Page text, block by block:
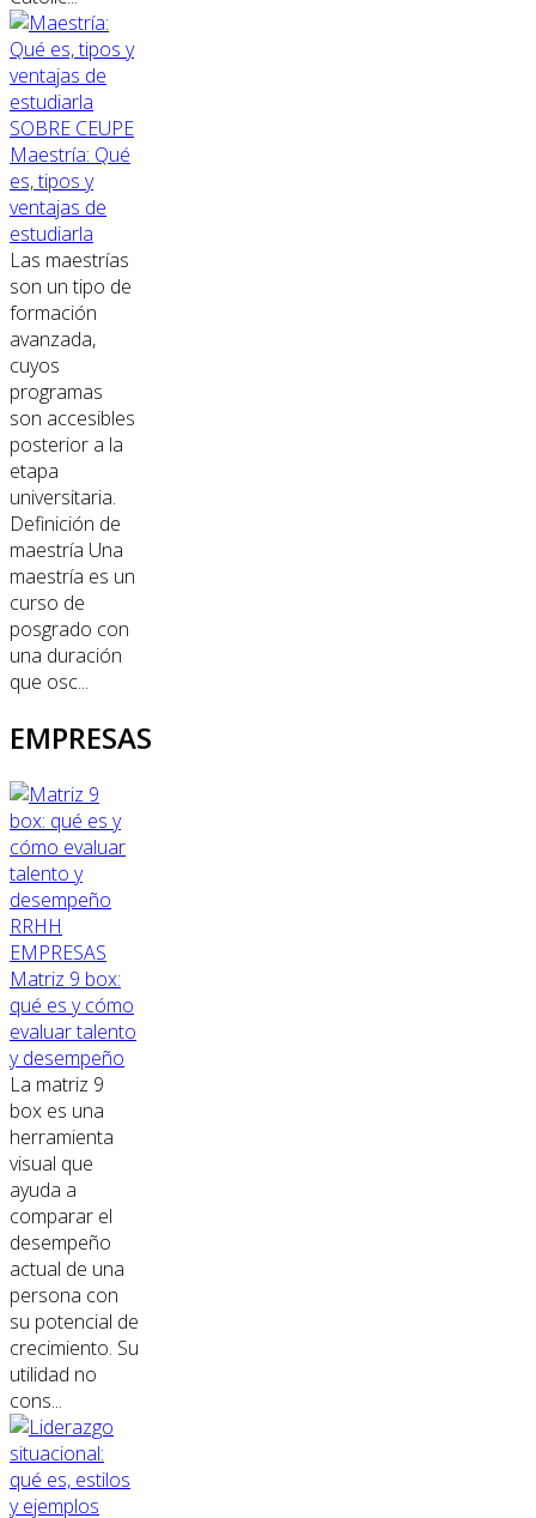
SOBRE CEUPE
Maestría: Qué
es, tipos y
ventajas de
estudiarla
Las maestrías
son un tipo de
formación
avanzada,
cuyos
programas
son accesibles
posterior a la
etapa
universitaria.
Definición de
maestría Una
maestría es un
curso de
posgrado con
una duración
que osc...
EMPRESAS
RRHH
EMPRESAS
Matriz 9 box:
qué es y cómo
evaluar talento
y desempeño
La matriz 9
box es una
herramienta
visual que
ayuda a
comparar el
desempeño
actual de una
persona con
su potencial de
crecimiento. Su
utilidad no
cons...